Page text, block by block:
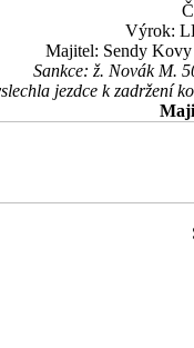
Výrok:
Majitel: Sendy
Sankce: ž. Novák M.
jezdce k zadržení